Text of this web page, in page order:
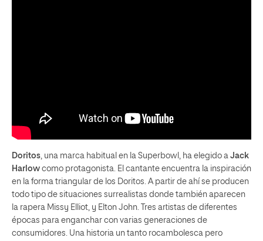
Doritos , una marca habitual en la Superbowl, ha elegido a Jack
Harlow como protagonista. El cantante encuentra la inspiración
en la forma triangular de los Doritos. A partir de ahí se producen
todo tipo de situaciones surrealistas donde también aparecen
la rapera Missy Elliot, y Elton John. Tres artistas de diferentes
épocas para enganchar con varias generaciones de
consumidores. Una historia un tanto rocambolesca pero